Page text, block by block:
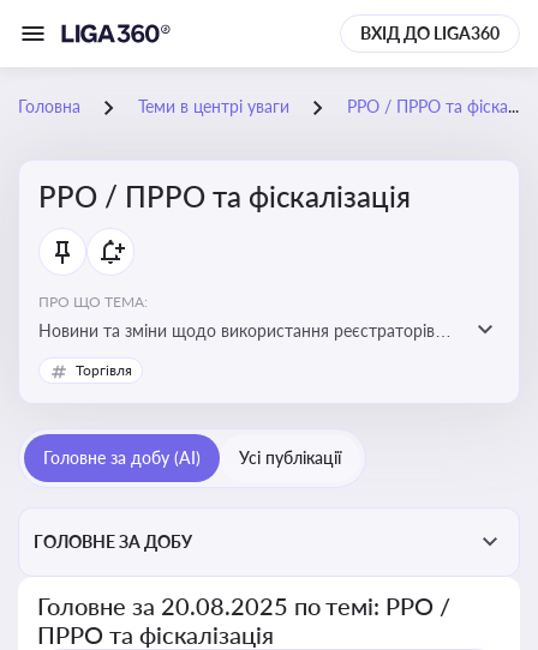
ВХІД ДО LIGA360
Головна Теми в центрі уваги РРО / ПРРО та фіскалізація
РРО / ПРРО та фіскалізація
ПРО ЩО ТЕМА:
Новини та зміни щодо використання реєстраторів
розрахункових операцій, аналіз законодавства про
РРО, позиції ДПС та судів щодо РРО
Торгівля
Головне за добу (AI) Усі публікації
ГОЛОВНЕ ЗА ДОБУ
Головне за 20.08.2025 по темі: РРО /
ПРРО та фіскалізація